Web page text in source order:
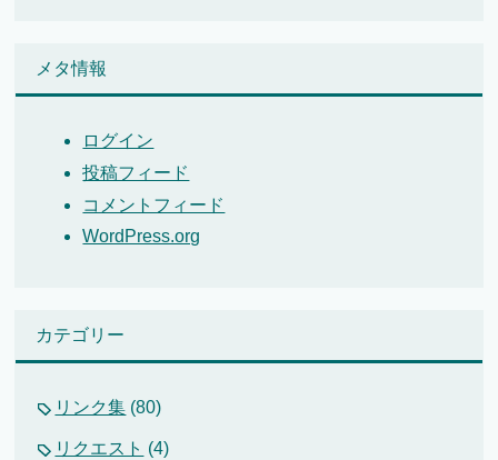
メタ情報
ログイン
投稿フィード
コメントフィード
WordPress.org
カテゴリー
リンク集 (80)
リクエスト (4)